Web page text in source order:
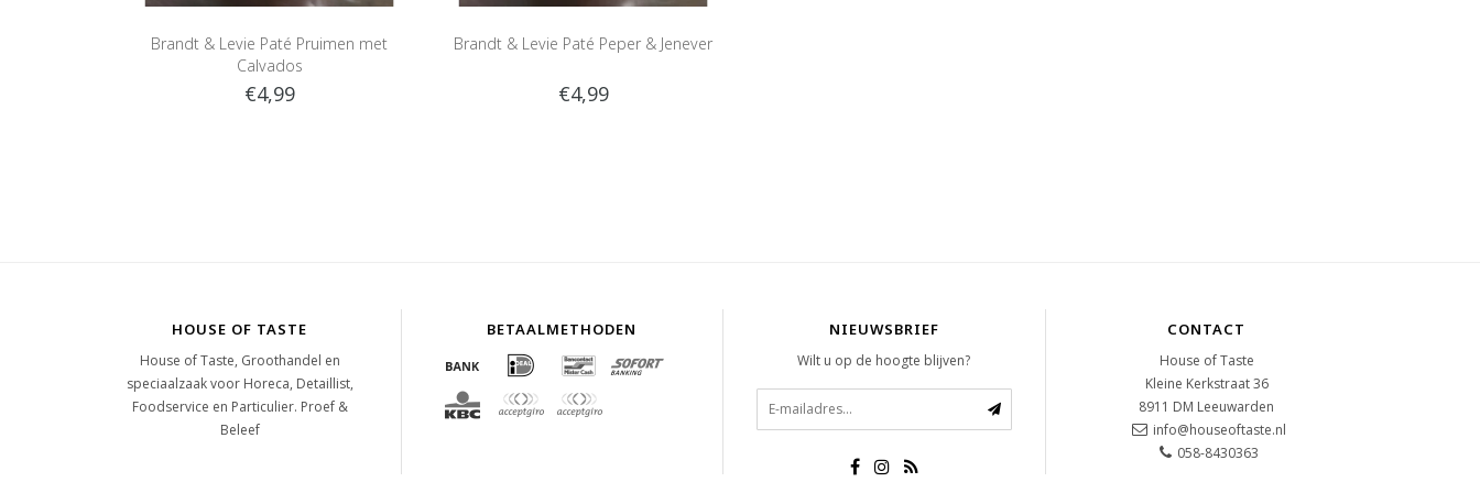
Brandt & Levie Paté Pruimen met
Calvados
€4,99
Brandt & Levie Paté Peper & Jenever
€4,99
HOUSE OF TASTE
House of Taste, Groothandel en
speciaalzaak voor Horeca, Detaillist,
Foodservice en Particulier. Proef &
Beleef
BETAALMETHODEN NIEUWSBRIEF
Wilt u op de hoogte blijven?
CONTACT
House of Taste
Kleine Kerkstraat 36
8911 DM Leeuwarden
info@houseoftaste.nl
058-8430363